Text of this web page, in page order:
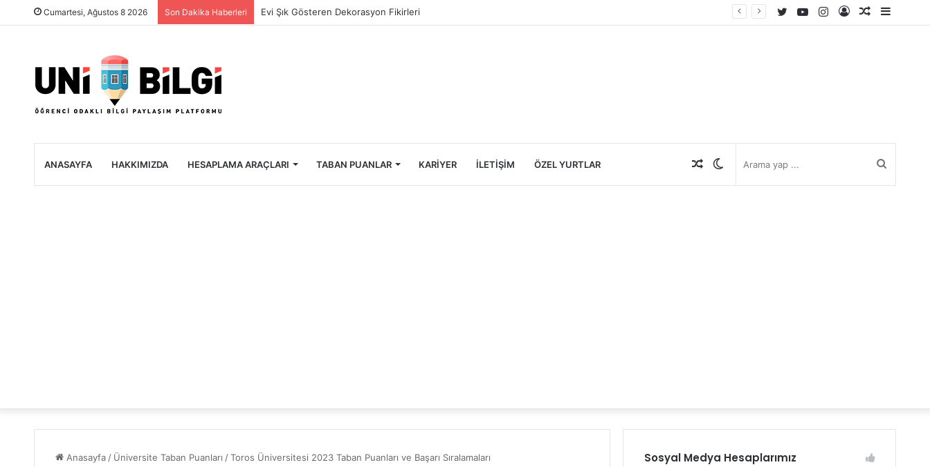
Cumartesi, Ağustos 8 2026 Son Dakika Haberleri Üniversite Öğrencileri İçin Ekonomik Tatil Rehberi
Rastgele
Kayıt
Instagram
YouTube
Twitter
ANASAYFA HAKKIMIZDA HESAPLAMA ARAÇLARI TABAN PUANLAR KARIYER İLETIŞIM ÖZEL YURTLAR Rastgele
Anasayfa / Üniversite Taban Puanları / Toros Üniversitesi 2023 Taban Puanları ve Başarı Sıralamaları Sosyal Medya Hesaplarımız